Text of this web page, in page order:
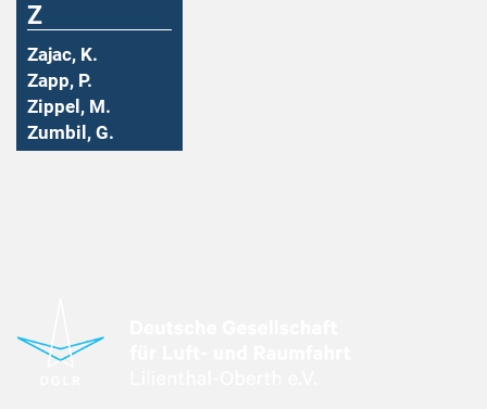
Z
Zajac, K.
Zapp, P.
Zippel, M.
Zumbil, G.